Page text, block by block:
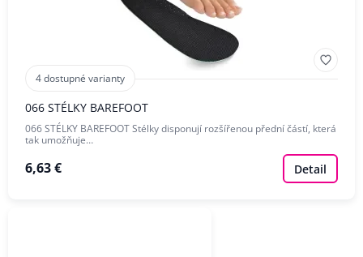
4 dostupné varianty
066 STÉLKY BAREFOOT
066 STÉLKY BAREFOOT Stélky disponují rozšířenou přední částí, která
tak umožňuje…
6,63 € Detail